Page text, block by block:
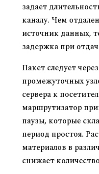
задает
каналу. Чем
источник данных,
задержка при
Пакет следует
промежуточных
сервера к
маршрутизатор
паузы, которые
период простоя.
материалов в
снижает